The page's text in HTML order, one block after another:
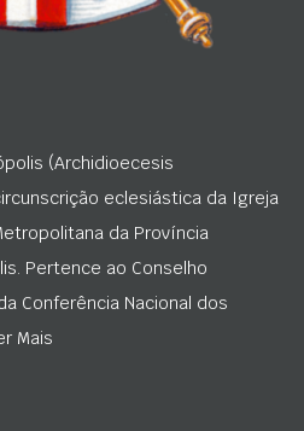
(Archidioecesis
eclesiástica da Igreja
da Província
Pertence ao Conselho
Conferência Nacional dos
Mais